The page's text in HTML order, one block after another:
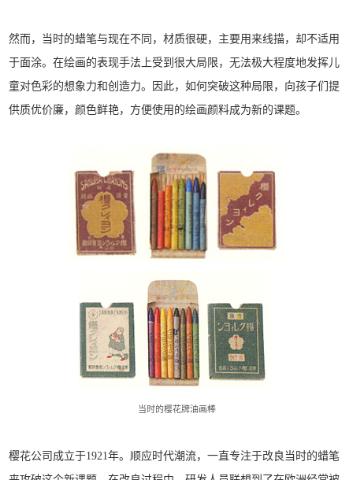
然而，当时的蜡笔与现在不同，材质很硬，主要用来线描，却不适用
于面涂。在绘画的表现手法上受到很大局限，无法极大程度地发挥儿
童对色彩的想象力和创造力。因此，如何突破这种局限，向孩子们提
供质优价廉，颜色鲜艳，方便使用的绘画颜料成为新的课题。
当时的樱花牌油画棒
樱花公司成立于1921年。顺应时代潮流，一直专注于改良当时的蜡笔